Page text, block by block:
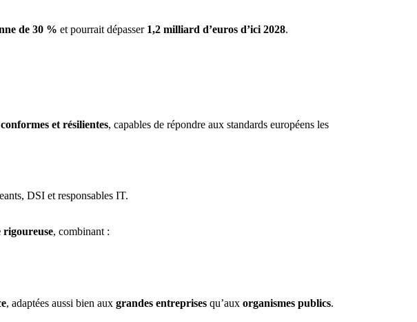
de 30 % et pourrait dépasser 1,2 milliard d’euros d’ici 2028.
et résilientes, capables de répondre aux standards européens les
DSI et responsables IT.
rigoureuse, combinant :
, adaptées aussi bien aux grandes entreprises qu’aux organismes publics.